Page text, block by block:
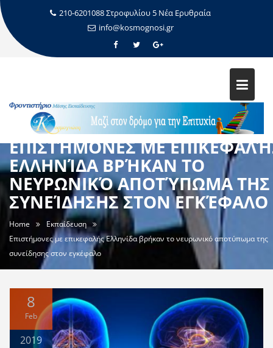
210-6201088 Στροφυλίου 5 Νέα Ερυθραία
info@kosmognosi.gr
ΕΠΙΣΤΉΜΟΝΕΣ ΜΕ
ΕΛΛΗΝΊΔΑ ΒΡΉΚΑΝ ΤΟ
ΝΕΥΡΩΝΙΚΌ ΑΠΟΤΎΠΩΜΑ ΤΗΣ
ΣΥΝΕΊΔΗΣΗΣ ΣΤΟΝ ΕΓΚΈΦΑΛΟ
Home
Εκπαίδευση
Επιστήμονες με επικεφαλής Ελληνίδα βρήκαν το νευρωνικό αποτύπωμα της
συνείδησης στον εγκέφαλο
8
Feb
2019